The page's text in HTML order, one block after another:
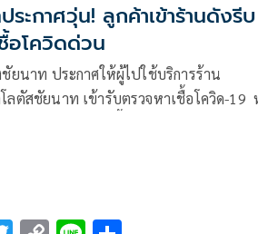
ระกาศวุ่น! ลูกค้าเข้าร้านดังรีบ
อโควิดด่วน
ชัยนาท ประกาศให้ผู้ไปใช้บริการร้าน
ลตัสชัยนาท เข้ารับตรวจหาเชื้อโควิด-19